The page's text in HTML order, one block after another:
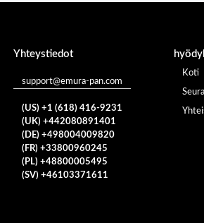
Yhteystiedot
support@emura-pan.com
(US) +1 (618) 416-9231
(UK) +442080891401
(DE) +498004009820
(FR) +33800960245
(PL) +48800005495
(SV) +46103371611
Koti